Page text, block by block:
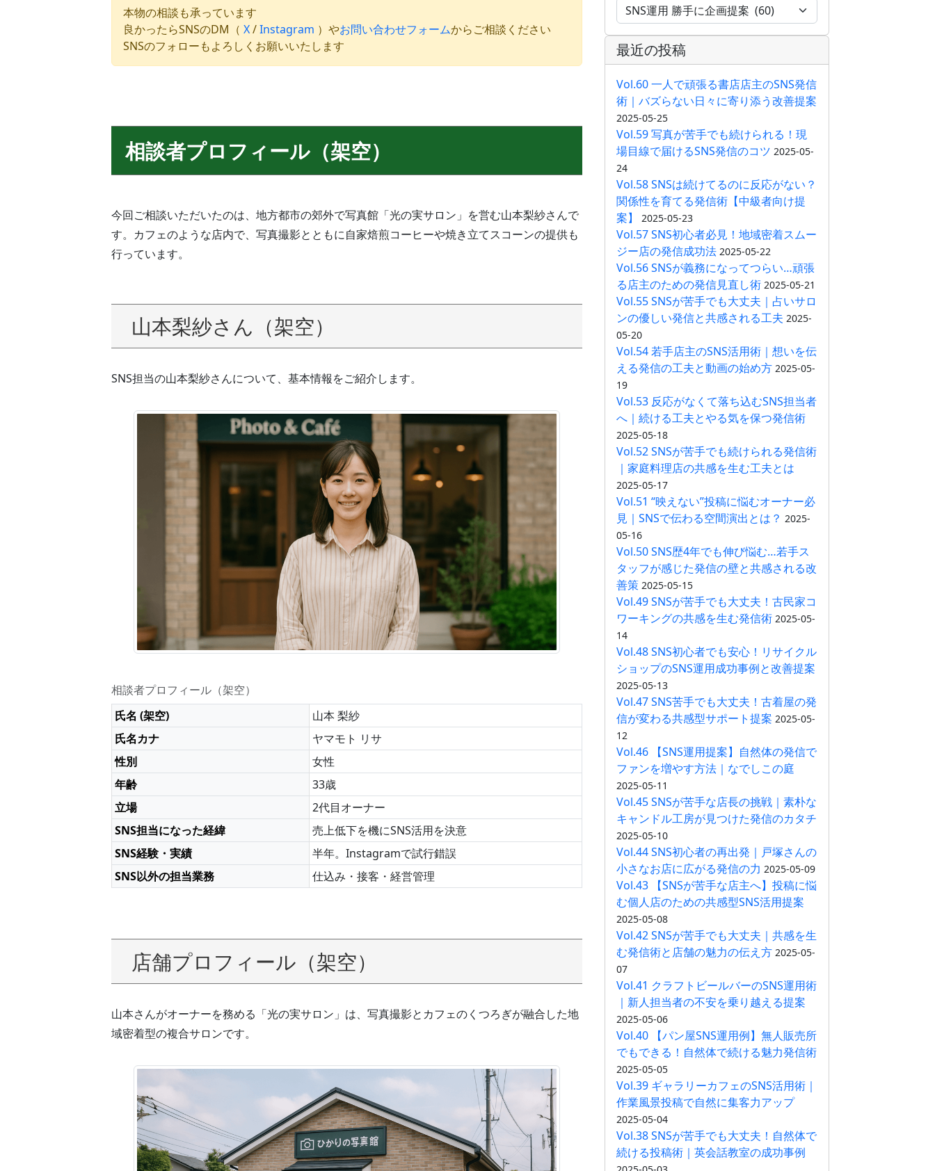
本物の相談も承っています
良かったらSNSのDM（ X/Instagram ）やお問い合わせフォームからご相談ください
SNSのフォローもよろしくお願いいたします
相談者プロフィール（架空）
今回ご相談いただいたのは、地方都市の郊外で写真館「光の実サロン」を営む山本梨紗さんで
す。カフェのような店内で、写真撮影とともに自家焙煎コーヒーや焼き立てスコーンの提供も
行っています。
山本梨紗さん（架空）
SNS担当の山本梨紗さんについて、基本情報をご紹介します。
相談者プロフィール（架空）
氏名 (架空)
山本 梨紗
氏名カナ
ヤマモト リサ
性別
女性
年齢
33歳
立場
2代目オーナー
SNS担当になった経緯
売上低下を機にSNS活用を決意
SNS経験・実績
半年。Instagramで試行錯誤
SNS以外の担当業務
仕込み・接客・経営管理
店舗プロフィール（架空）
山本さんがオーナーを務める「光の実サロン」は、写真撮影とカフェのくつろぎが融合した地
域密着型の複合サロンです。
最近の投稿
Vol.60 一人で頑張る書店店主のSNS発信
術｜バズらない日々に寄り添う改善提案
2025-05-25
Vol.59 写真が苦手でも続けられる！現
場目線で届けるSNS発信のコツ 2025-05-
24
Vol.58 SNSは続けてるのに反応がない？
関係性を育てる発信術【中級者向け提
案】
2025-05-23
Vol.57 SNS初心者必見！地域密着スムー
ジー店の発信成功法 2025-05-22
Vol.56 SNSが義務になってつらい…頑張
る店主のための発信見直し術 2025-05-21
Vol.55 SNSが苦手でも大丈夫｜占いサロ
ンの優しい発信と共感される工夫 2025-
05-20
Vol.54 若手店主のSNS活用術｜想いを伝
える発信の工夫と動画の始め方 2025-05-
19
Vol.53 反応がなくて落ち込むSNS担当者
へ｜続ける工夫とやる気を保つ発信術
2025-05-18
Vol.52 SNSが苦手でも続けられる発信術
｜家庭料理店の共感を生む工夫とは
2025-05-17
Vol.51 “映えない”投稿に悩むオーナー必
見｜SNSで伝わる空間演出とは？ 2025-
05-16
Vol.50 SNS歴4年でも伸び悩む…若手ス
タッフが感じた発信の壁と共感される改
善策 2025-05-15
Vol.49 SNSが苦手でも大丈夫！古民家コ
ワーキングの共感を生む発信術 2025-05-
14
Vol.48 SNS初心者でも安心！リサイクル
ショップのSNS運用成功事例と改善提案
2025-05-13
Vol.47 SNS苦手でも大丈夫！古着屋の発
信が変わる共感型サポート提案 2025-05-
12
Vol.46 【SNS運用提案】自然体の発信で
ファンを増やす方法｜なでしこの庭
2025-05-11
Vol.45 SNSが苦手な店長の挑戦｜素朴な
キャンドル工房が見つけた発信のカタチ
2025-05-10
Vol.44 SNS初心者の再出発｜戸塚さんの
小さなお店に広がる発信の力 2025-05-09
Vol.43 【SNSが苦手な店主へ】投稿に悩
む個人店のための共感型SNS活用提案
2025-05-08
Vol.42 SNSが苦手でも大丈夫｜共感を生
む発信術と店舗の魅力の伝え方 2025-05-
07
Vol.41 クラフトビールバーのSNS運用術
｜新人担当者の不安を乗り越える提案
2025-05-06
Vol.40 【パン屋SNS運用例】無人販売所
でもできる！自然体で続ける魅力発信術
2025-05-05
Vol.39 ギャラリーカフェのSNS活用術｜
作業風景投稿で自然に集客力アップ
2025-05-04
Vol.38 SNSが苦手でも大丈夫！自然体で
続ける投稿術｜英会話教室の成功事例